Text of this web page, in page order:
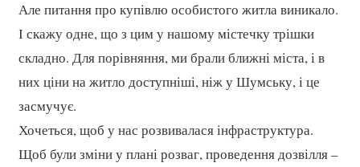
Але питання про купівлю особистого житла виникало.
І скажу одне, що з цим у нашому містечку трішки
складно. Для порівняння, ми брали ближні міста, і в
них ціни на житло доступніші, ніж у Шумську, і це
засмучує.
Хочеться, щоб у нас розвивалася інфраструктура.
Щоб були зміни у плані розваг, проведення дозвілля –